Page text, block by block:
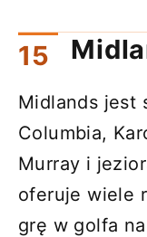
Midlands jest
Columbia,
Murray i
oferuje wiele
grę w golfa